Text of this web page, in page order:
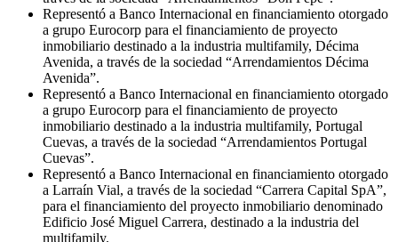
Representó a Banco Internacional en financiamiento otorgado
a grupo Eurocorp para el financiamiento de proyecto
inmobiliario destinado a la industria multifamily, Décima
Avenida, a través de la sociedad “Arrendamientos Décima
Avenida”.
Representó a Banco Internacional en financiamiento otorgado
a grupo Eurocorp para el financiamiento de proyecto
inmobiliario destinado a la industria multifamily, Portugal
Cuevas, a través de la sociedad “Arrendamientos Portugal
Cuevas”.
Representó a Banco Internacional en financiamiento otorgado
a Larraín Vial, a través de la sociedad “Carrera Capital SpA”,
para el financiamiento del proyecto inmobiliario denominado
Edificio José Miguel Carrera, destinado a la industria del
multifamily.